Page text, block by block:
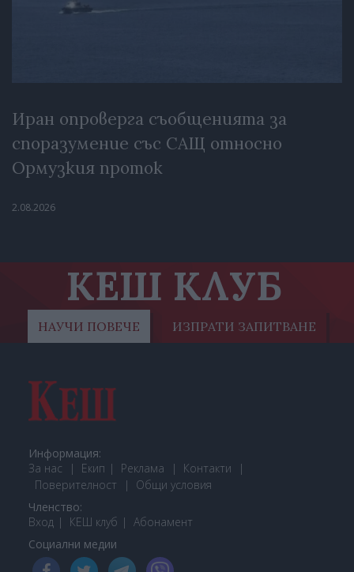
Иран опроверга съобщенията за
споразумение със САЩ относно
Ормузкия проток
2.08.2026
КЕШ КЛУБ
НАУЧИ ПОВЕЧЕ ИЗПРАТИ ЗАПИТВАНЕ
Информация:
За нас
Екип Реклама
Контакти
Поверителност
Общи условия
Членство:
Вход
КЕШ клуб Абонамент
Социални медии